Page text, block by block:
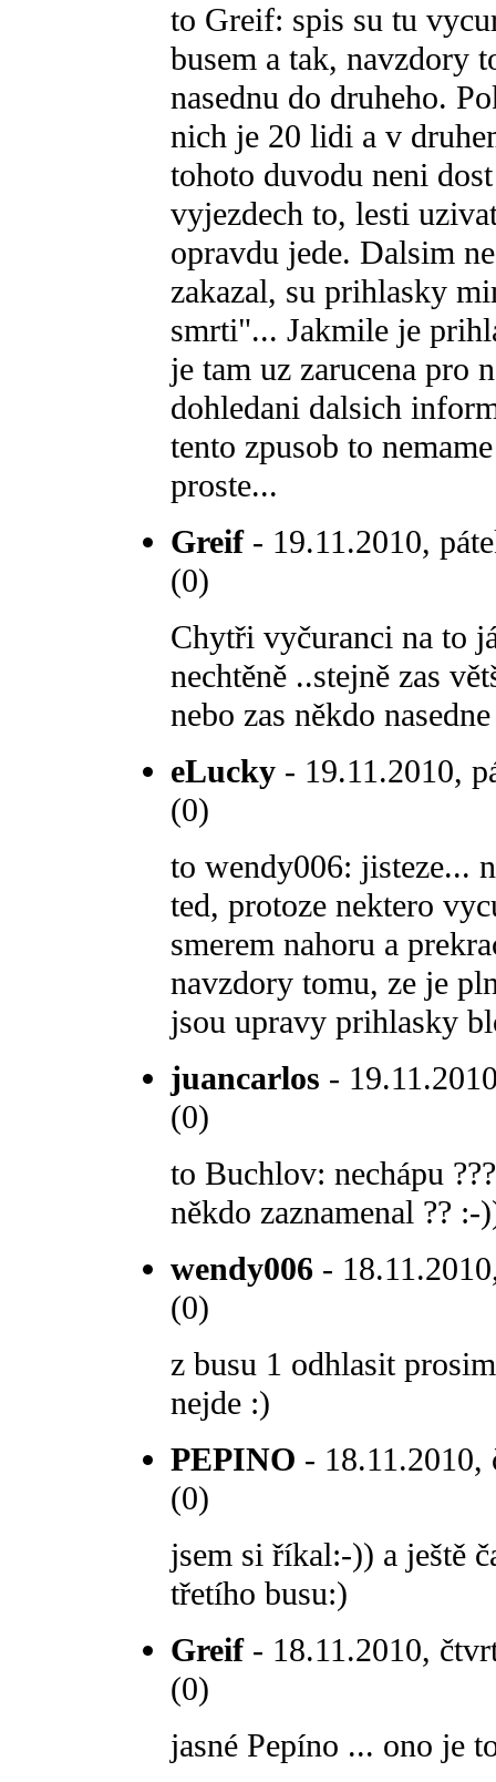
to Greif: spis su tu
busem a tak, navzdory
nasednu do druheho.
nich je 20 lidi a v
tohoto duvodu neni
vyjezdech to, lesti
opravdu jede. Dalsim
zakazal, su prihlasky
smrti"... Jakmile je
je tam uz zarucena pro
dohledani dalsich
tento zpusob to
proste...
Greif- 19.11.2010,
(0)
Chytři vyčuranci na to
nechtěně ..stejně zas
nebo zas někdo
eLucky - 19.11.2010,
(0)
to wendy006: jisteze...
ted, protoze nektero
smerem nahoru a
navzdory tomu, ze je
jsou upravy prihlasky
juancarlos -
(0)
to Buchlov: nechápu
někdo zaznamenal ?? :-
wendy006 -
(0)
z busu 1 odhlasit
nejde :)
PEPINO - 18.11.2010,
(0)
jsem si říkal:-)) a ještě
třetího busu:)
Greif- 18.11.2010,
(0)
jasné Pepíno ... ono je